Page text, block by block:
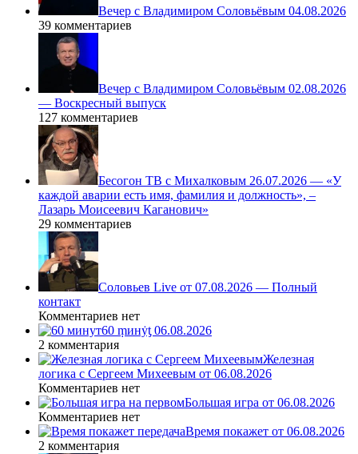
Вечер с Владимиром Соловьёвым 04.08.2026
39 комментариев
Вечер с Владимиром Соловьёвым 02.08.2026
— Воскресный выпуск
127 комментариев
Бесогон ТВ с Михалковым 26.07.2026 — «У
каждой аварии есть имя, фамилия и должность», –
Лазарь Моисеевич Каганович»
29 комментариев
Соловьев Live от 07.08.2026 — Полный
контакт
Комментариев нет
60 ṃинẏƫ 06.08.2026
2 комментария
Железная
логика с Сергеем Михеевым от 06.08.2026
Комментариев нет
Большая игра от 06.08.2026
Комментариев нет
Время покажет от 06.08.2026
2 комментария